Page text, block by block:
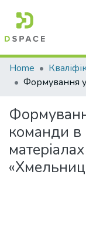
Communities &
All of DSpace
Statistics
Home
команди в